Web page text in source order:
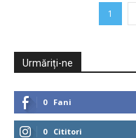
1
Urmăriți-ne
0 Fani
0 Cititori